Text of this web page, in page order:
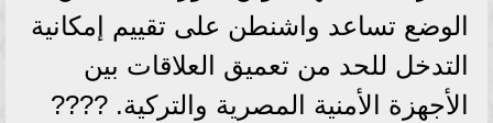
الوضع تساعد واشنطن على تقييم إمكانية
التدخل للحد من تعميق العلاقات بين
الأجهزة الأمنية المصرية والتركية. ????